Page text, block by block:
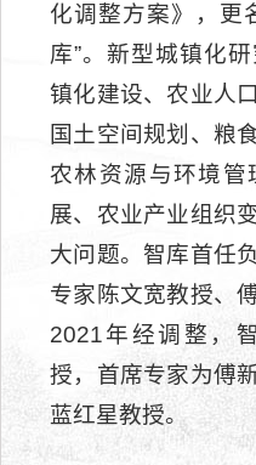
化调整方案》，更
库”。新型城镇化
镇化建设、农业人
国土空间规划、粮
农林资源与环境管
展、农业产业组织
大问题。智库首任
专家陈文宽教授、
2021年经调整，
授，首席专家为傅
蓝红星教授。